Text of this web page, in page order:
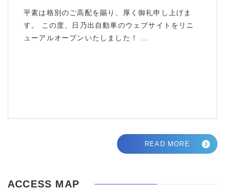
平素は格別のご高配を賜り、厚く御礼申し上げま
す。 この度、日乃出自動車のウェブサイトをリニ
ューアルオープンいたしました！ …
READ MORE
ACCESS MAP